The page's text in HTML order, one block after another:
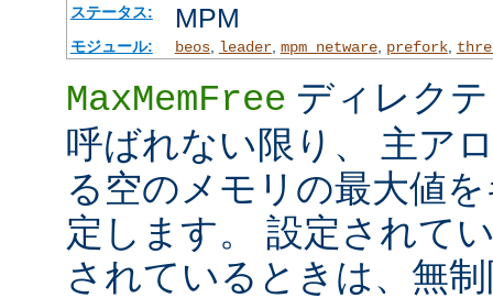
ステータス: MPM
モジュール: beos, leader, mpm_netware, prefork,
MaxMemFree ディレク
呼ばれない限り、 主ア
る空のメモリの最大値
定します。 設定されて
されているときは、無